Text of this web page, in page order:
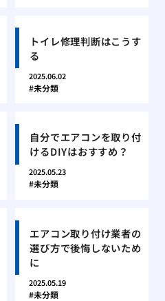
トイレ修理判断はこうす
る
2025.06.02
未分類
自分でエアコンを取り付
けるDIYはおすすめ？
2025.05.23
未分類
エアコン取り付け業者の
選び方で後悔しないため
に
2025.05.19
未分類